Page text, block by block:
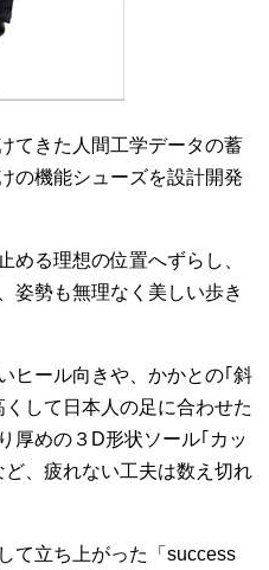
てきた人間工学データの蓄
の機能シューズを設計開発
める理想の位置へずらし、
姿勢も無理なく美しい歩き
ヒール向きや、かかとの｢斜
して日本人の足に合わせた
厚めの３D形状ソール｢カッ
、疲れない工夫は数え切れ
て立ち上がった「success